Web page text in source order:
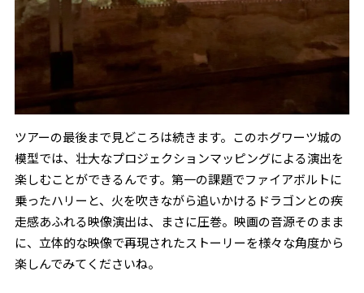
ツアーの最後まで見どころは続きます。このホグワーツ城の
模型では、壮大なプロジェクションマッピングによる演出を
楽しむことができるんです。第一の課題でファイアボルトに
乗ったハリーと、火を吹きながら追いかけるドラゴンとの疾
走感あふれる映像演出は、まさに圧巻。映画の音源そのまま
に、立体的な映像で再現されたストーリーを様々な角度から
楽しんでみてくださいね。